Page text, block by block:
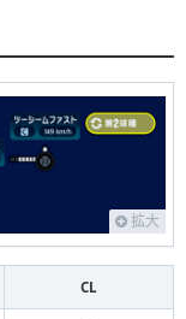
拡大
CL